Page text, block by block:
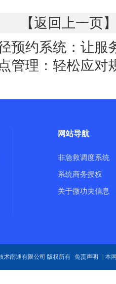
【返回上一页
预约系统：让服
管理：轻松应对
网站导航
非急救调度系统
系统商务授权
关于微功夫信息
术南通有限公司 版权所有 免责声明 | 本